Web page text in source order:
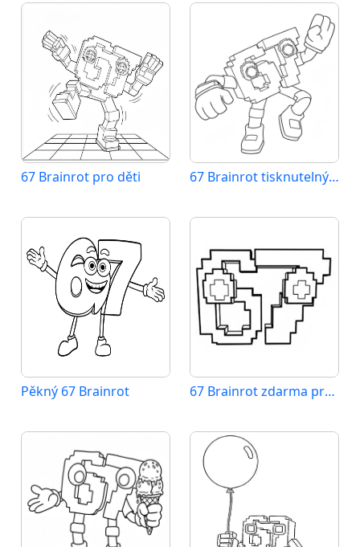
67 Brainrot pro děti 67 Brainrot tisknutelný pro děti
Pěkný 67 Brainrot 67 Brainrot zdarma pro děti